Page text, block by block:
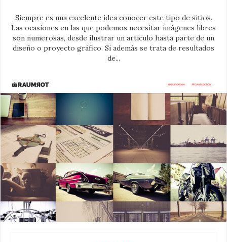
Siempre es una excelente idea conocer este tipo de sitios.
Las ocasiones en las que podemos necesitar imágenes libres
son numerosas, desde ilustrar un artículo hasta parte de un
diseño o proyecto gráfico. Si además se trata de resultados
de...